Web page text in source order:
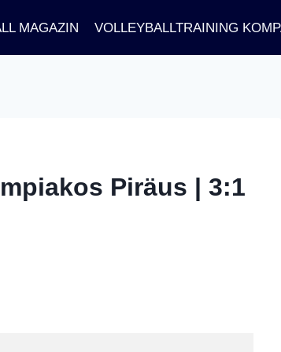
MAGAZIN VOLLEYBALLTRAINING
Piräus | 3:1